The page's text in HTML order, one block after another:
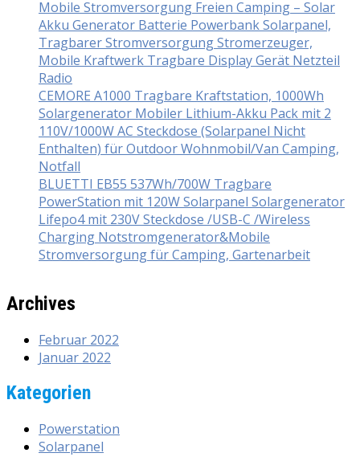
Mobile Stromversorgung Freien Camping – Solar
Akku Generator Batterie Powerbank Solarpanel,
Tragbarer Stromversorgung Stromerzeuger,
Mobile Kraftwerk Tragbare Display Gerät Netzteil
Radio
CEMORE A1000 Tragbare Kraftstation, 1000Wh
Solargenerator Mobiler Lithium-Akku Pack mit 2
110V/1000W AC Steckdose (Solarpanel Nicht
Enthalten) für Outdoor Wohnmobil/Van Camping,
Notfall
BLUETTI EB55 537Wh/700W Tragbare
PowerStation mit 120W Solarpanel Solargenerator
Lifepo4 mit 230V Steckdose /USB-C /Wireless
Charging Notstromgenerator&Mobile
Stromversorgung für Camping, Gartenarbeit
Archives
Februar 2022
Januar 2022
Kategorien
Powerstation
Solarpanel